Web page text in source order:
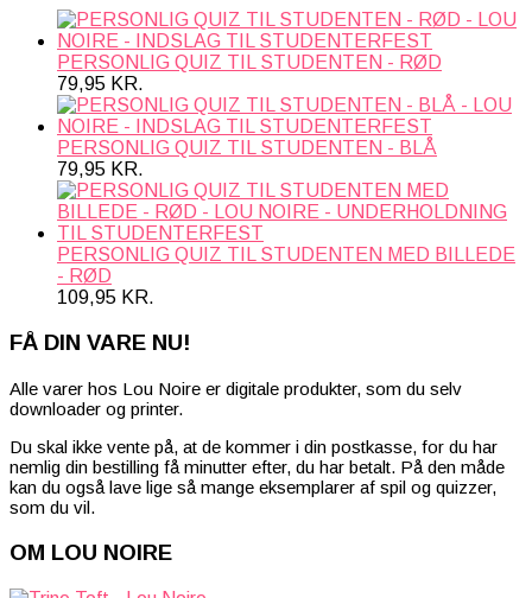
PERSONLIG QUIZ TIL STUDENTEN - RØD
79,95 KR.
PERSONLIG QUIZ TIL STUDENTEN - BLÅ
79,95 KR.
PERSONLIG QUIZ TIL STUDENTEN MED BILLEDE
- RØD
109,95 KR.
FÅ DIN VARE NU!
Alle varer hos Lou Noire er digitale produkter, som du selv
downloader og printer.
Du skal ikke vente på, at de kommer i din postkasse, for du har
nemlig din bestilling få minutter efter, du har betalt. På den måde
kan du også lave lige så mange eksemplarer af spil og quizzer,
som du vil.
OM LOU NOIRE